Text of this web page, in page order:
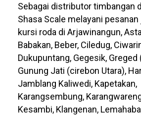
Sebagai distributor timbangan
Shasa Scale melayani
kursi roda di Arjawinangun,
Babakan, Beber, Ciledug,
Dukupuntang, Gegesik, Greged
Gunung Jati (cirebon Utara),
Jamblang Kaliwedi, Kapetakan,
Karangsembung,
Kesambi, Klangenan,